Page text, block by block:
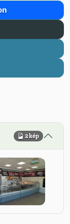
2 kép